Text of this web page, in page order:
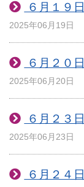
６月１９日
2025年06月19日
６月２０日
2025年06月20日
６月２３日
2025年06月23日
６月２４日